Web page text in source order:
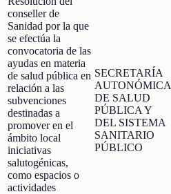
conseller de
Sanidad por la que
se efectúa la
convocatoria de las
ayudas en materia
de salud pública en
relación a las
subvenciones
destinadas a
promover en el
ámbito local
iniciativas
salutogénicas,
como espacios o
actividades
SECRETARÍA
AUTONÓMICA
DE SALUD
PÚBLICA Y
DEL SISTEMA
SANITARIO
PÚBLICO